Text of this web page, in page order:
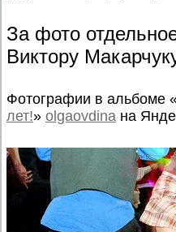
За фото
Виктору
Фотографии в альбоме
лет!» olgaovdina на